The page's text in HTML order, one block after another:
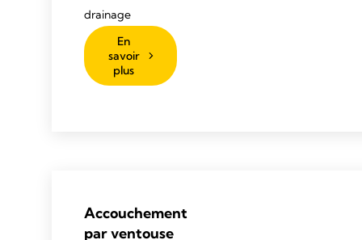
drainage
En
savoir
plus
Accouchement
par ventouse